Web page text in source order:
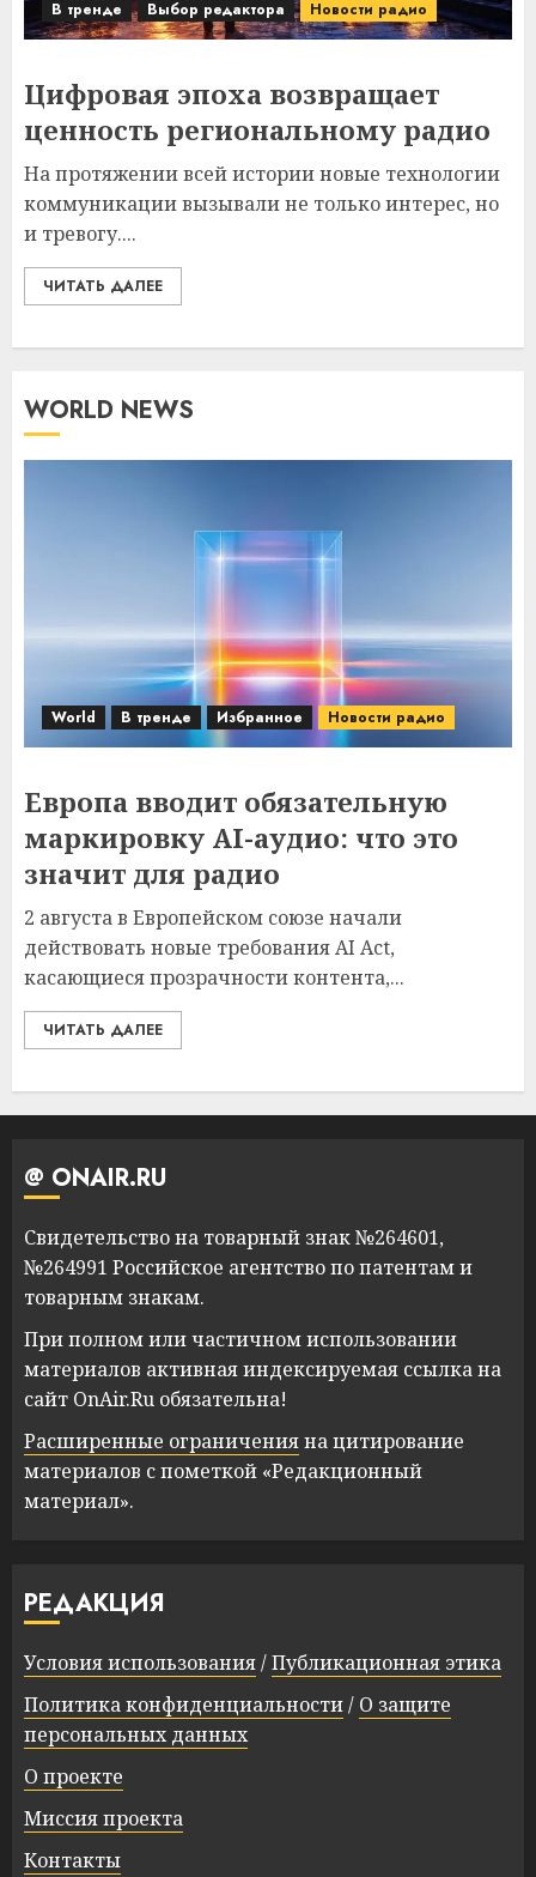
В тренде Выбор редактора Новости радио
Цифровая эпоха возвращает
ценность региональному радио
На протяжении всей истории новые технологии
коммуникации вызывали не только интерес, но
и тревогу....
ЧИТАТЬ ДАЛЕЕ
WORLD NEWS
World В тренде Избранное Новости радио
Европа вводит обязательную
маркировку AI-аудио: что это
значит для радио
2 августа в Европейском союзе начали
действовать новые требования AI Act,
касающиеся прозрачности контента,...
ЧИТАТЬ ДАЛЕЕ
@ ONAIR.RU
Свидетельство на товарный знак №264601,
№264991 Российское агентство по патентам и
товарным знакам.
При полном или частичном использовании
материалов активная индексируемая ссылка на
сайт OnAir.Ru обязательна!
Расширенные ограниченияна цитирование
материалов с пометкой «Редакционный
материал».
РЕДАКЦИЯ
Условия использования/Публикационная этика
Политика конфиденциальности/ О защите
персональных данных
О проекте
Миссия проекта
Контакты